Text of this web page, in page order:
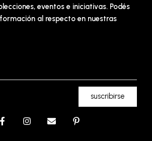
eventos e iniciativas. Podés
al respecto en nuestras
suscribirse
F
a
I
E
P